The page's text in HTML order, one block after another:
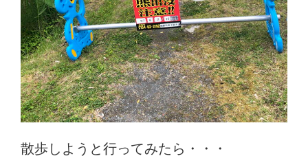
散歩しようと行ってみたら・・・